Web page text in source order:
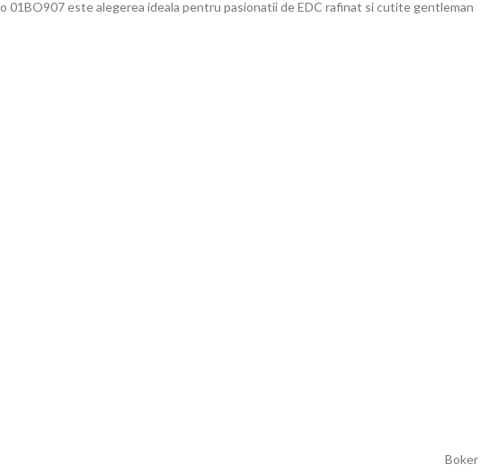
01BO907 este alegerea ideala pentru pasionatii de EDC rafinat si cutite gentleman
Boker